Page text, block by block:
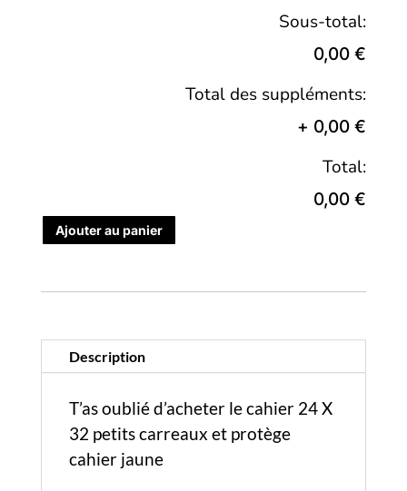
Sous-total:
0,00 €
Total des suppléments:
+ 0,00 €
Total:
0,00 €
Ajouter au panier
Description
T’as oublié d’acheter le cahier 24 X
32 petits carreaux et protège
cahier jaune